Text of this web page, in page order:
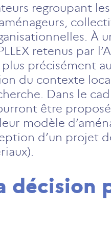
regroupant
À
retenus par
précisément
du contexte
Dans le
être
modèle
d’un projet
décision